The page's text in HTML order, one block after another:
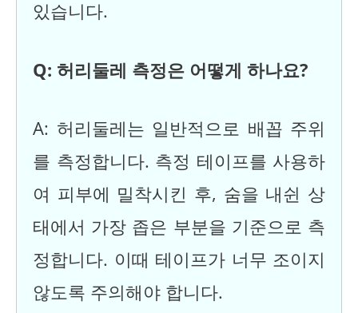
있습니다.
Q: 허리둘레 측정은 어떻게 하나요?
A: 허리둘레는 일반적으로 배꼽 주위
를 측정합니다. 측정 테이프를 사용하
여 피부에 밀착시킨 후, 숨을 내쉰 상
태에서 가장 좁은 부분을 기준으로 측
정합니다. 이때 테이프가 너무 조이지
않도록 주의해야 합니다.